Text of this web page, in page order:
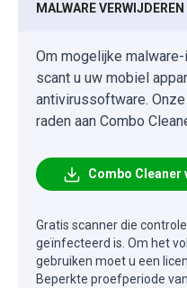
MALWARE
Om mogelijke
scant u uw mobiel
antivirussoftware.
raden aan Combo
Combo Cleaner
Gratis scanner die
geïnfecteerd is. Om het
gebruiken moet u een
Beperkte proefperiode